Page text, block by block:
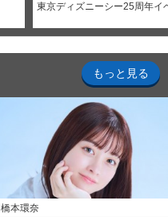
東京ディズニーシー25周年イ
もっと見る
橋本環奈